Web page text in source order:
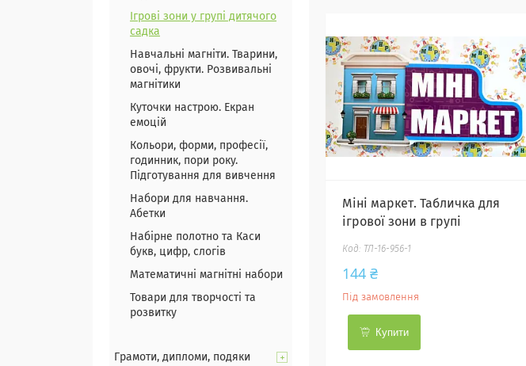
Міні маркет. Табличка для
ігрової зони в групі
ТЛ-16-956-1
144 ₴
Під замовлення
Купити
Ігрові зони у групі дитячого
садка
Навчальні магніти. Тварини,
овочі, фрукти. Розвивальні
магнітики
Куточки настрою. Екран
емоцій
Кольори, форми, професії,
годинник, пори року.
Підготування для вивчення
Набори для навчання.
Абетки
Набірне полотно та Каси
букв, цифр, слогів
Математичні магнітні набори
Товари для творчості та
розвитку
Грамоти, дипломи, подяки